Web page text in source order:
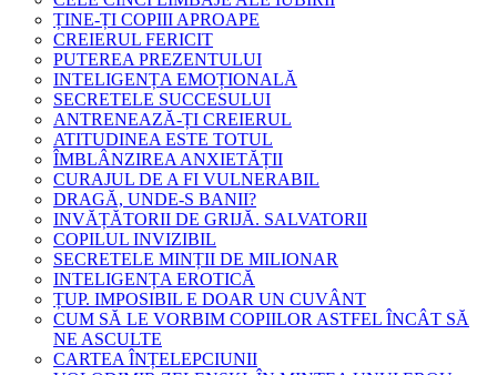
ȚINE-ȚI COPIII APROAPE
CREIERUL FERICIT
PUTEREA PREZENTULUI
INTELIGENȚA EMOȚIONALĂ
SECRETELE SUCCESULUI
ANTRENEAZĂ-ȚI CREIERUL
ATITUDINEA ESTE TOTUL
ÎMBLÂNZIREA ANXIETĂȚII
CURAJUL DE A FI VULNERABIL
DRAGĂ, UNDE-S BANII?
INVĂȚĂTORII DE GRIJĂ. SALVATORII
COPILUL INVIZIBIL
SECRETELE MINȚII DE MILIONAR
INTELIGENȚA EROTICĂ
ȚUP. IMPOSIBIL E DOAR UN CUVÂNT
CUM SĂ LE VORBIM COPIILOR ASTFEL ÎNCÂT SĂ
NE ASCULTE
CARTEA ÎNȚELEPCIUNII